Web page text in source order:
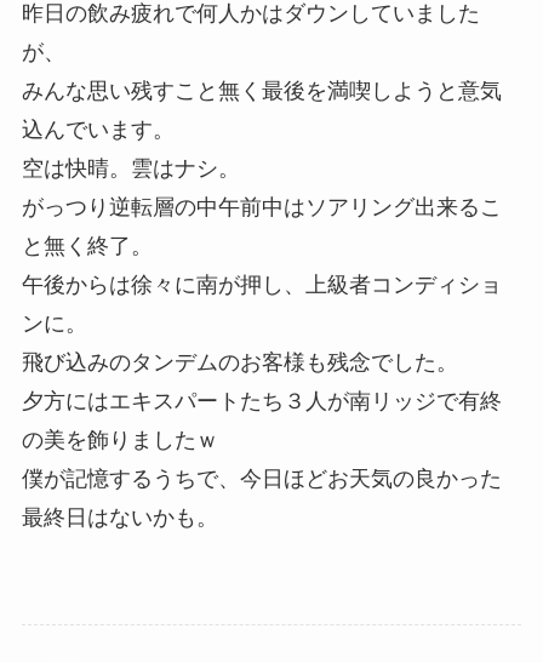
昨日の飲み疲れで何人かはダウンしていました
が、
みんな思い残すこと無く最後を満喫しようと意気
込んでいます。
空は快晴。雲はナシ。
がっつり逆転層の中午前中はソアリング出来るこ
と無く終了。
午後からは徐々に南が押し、上級者コンディショ
ンに。
飛び込みのタンデムのお客様も残念でした。
夕方にはエキスパートたち３人が南リッジで有終
の美を飾りましたｗ
僕が記憶するうちで、今日ほどお天気の良かった
最終日はないかも。